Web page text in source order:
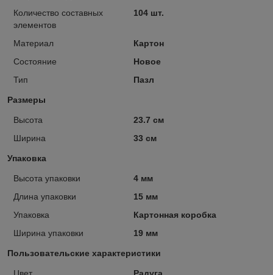
Количество составных
элементов
104 шт.
Материал
Картон
Состояние
Новое
Тип
Пазл
Размеры
Высота
23.7 см
Ширина
33 см
Упаковка
Высота упаковки
4 мм
Длина упаковки
15 мм
Упаковка
Картонная коробка
Ширина упаковки
19 мм
Пользовательские характеристики
Цвет Радуга